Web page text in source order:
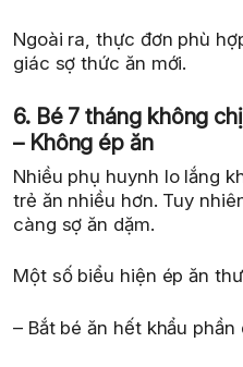
Ngoài ra, thực đơn phù
giác sợ thức ăn mới.
6. Bé 7 tháng không
– Không ép ăn
Nhiều phụ huynh lo lắng
trẻ ăn nhiều hơn. Tuy
càng sợ ăn dặm.
Một số biểu hiện ép ăn
– Bắt bé ăn hết khẩu